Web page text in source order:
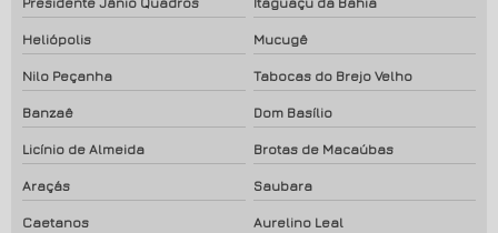
Heliópolis Mucugê
Nilo Peçanha Tabocas do Brejo Velho
Banzaê Dom Basílio
Licínio de Almeida Brotas de Macaúbas
Araçás Saubara
Caetanos Aurelino Leal